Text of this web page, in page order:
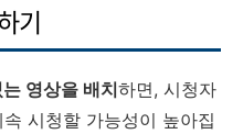
기
영상을 배치하면, 시청자
시청할 가능성이 높아집